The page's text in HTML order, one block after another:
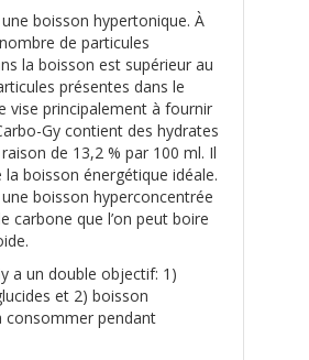
boisson hypertonique. À
de particules
la boisson est supérieur au
présentes dans le
vise principalement à fournir
Gy contient des hydrates
de 13,2 % par 100 ml. Il
la boisson énergétique idéale.
boisson hyperconcentrée
carbone que l’on peut boire
a un double objectif: 1)
et 2) boisson
consommer pendant